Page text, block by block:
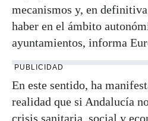
mecanismos y, en
haber en el ámbito
ayuntamientos, informa
PUBLICIDAD
En este sentido, ha
realidad que si Andalucía
crisis sanitaria, social y